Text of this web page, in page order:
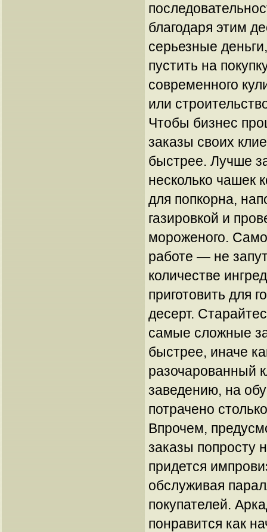
благодаря этим
серьезные
пустить на
современного
или
Чтобы бизнес
заказы своих
быстрее. Лучше
несколько чашек
для попкорна,
газировкой и
мороженого.
работе — не
количестве
приготовить для
десерт.
самые сложные
быстрее, иначе
разочарованный
заведению, на
потрачено
Впрочем,
заказы попросту
придется
обслуживая
покупателей.
понравится как